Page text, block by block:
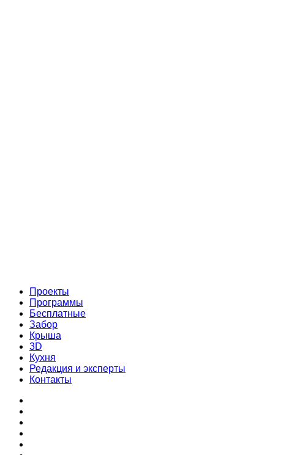
Проекты
Программы
Бесплатные
Забор
Крыша
3D
Кухня
Редакция и эксперты
Контакты